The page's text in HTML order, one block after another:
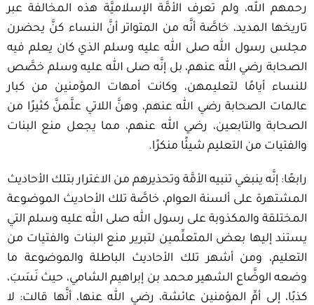
رحمهم الله، ولم تعرف الأمَّة الإسلاميَّة هذه المخالفة عبر
تاريخها المديد، خاصَّة أنَّه من المتواتر أنَّ النساء كنَّ يحضرن
مجلس رسول الله صلى الله عليه وسلم الذي كان يعلم فيه
الصحابة رضي الله عنهم، بل إنَّه صلى الله عليه وسلم خصَّص
للنساء أيامًا لتعليمهن، وكانت أمهات المؤمنين من كبار
عالمات الصحابة رضي الله عنهم، وهنَّ اللاتي علَّمنَّ كثيرًا من
الصحابة والتابعين، رضي الله عنهم، مما يجعل منع البنات
والفتيات من التعليم شيئًا منكرًا.
رابعًا: إنَّه ينبغي تنبيه الأمَّة وتحذيرهم من الاغترار بتلك الأحاديث
المشتهرة على ألسنة العوام، خاصَّة تلك الأحاديث الموضوعة
المختلقة والمكذوبة على رسول الله صلى الله عليه وسلم التي
يستند إليها بعض المتعلِّمين لتبرير منع البنات والفتيات من
التعليم، ومن أشهر تلك الأحاديث الباطلة والموضوعة ما
وضعه الوضَّاع الشهير محمد بن إبراهيم الشامي، حيث نَسَبَ،
كذبًا، إلى أمِّ المؤمنين عائشة، رضي الله عنها، أنَّها قالت: لا